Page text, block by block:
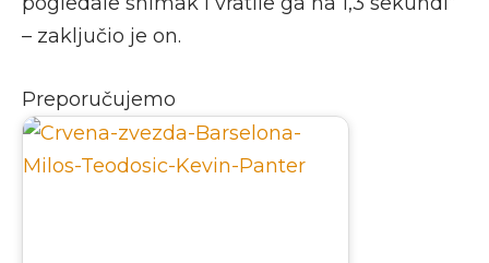
– zaključio je on.
Preporučujemo